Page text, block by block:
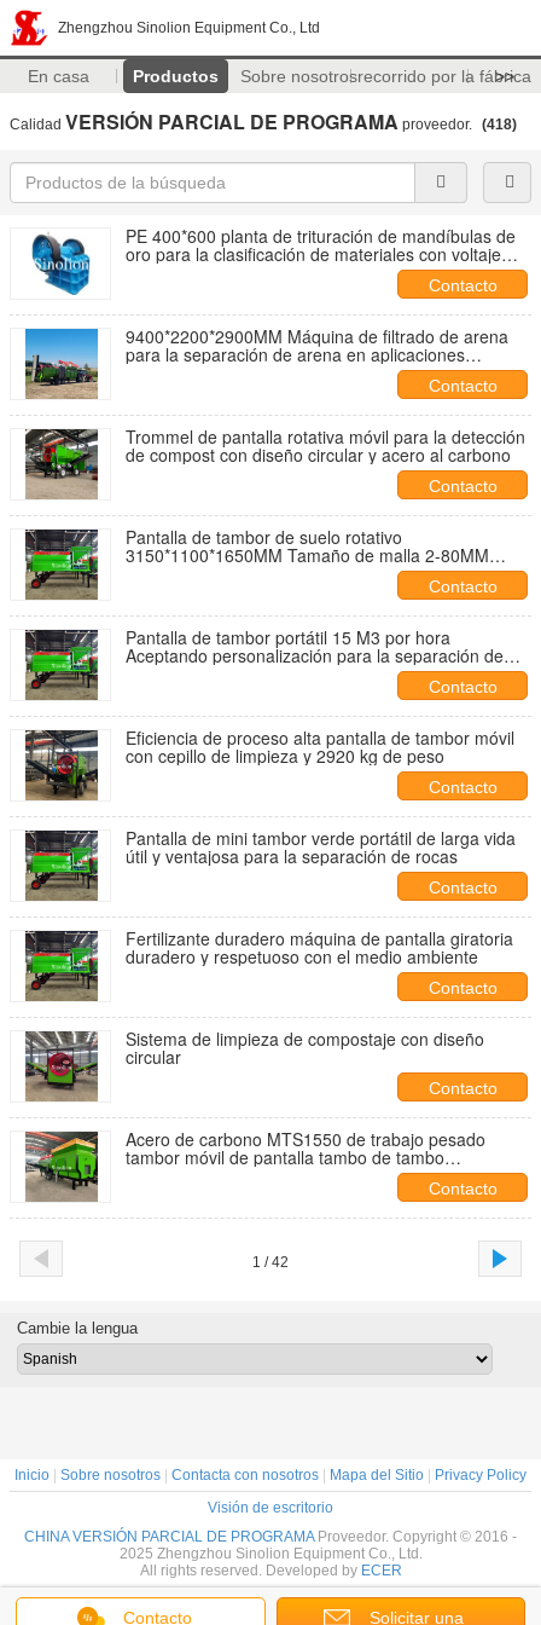
Zhengzhou Sinolion Equipment Co., Ltd
En casa Productos Sobre nosotrosrecorrido por la fábrica
>>
Calidad VERSIÓN PARCIAL DE PROGRAMA proveedor. (418)
PE 400*600 planta de trituración de mandíbulas de
oro para la clasificación de materiales con voltaje
Contacto
9400*2200*2900MM Máquina de filtrado de arena
para la separación de arena en aplicaciones
Contacto
Trommel de pantalla rotativa móvil para la detección
de compost con diseño circular y acero al carbono
Contacto
Pantalla de tambor de suelo rotativo
3150*1100*1650MM Tamaño de malla 2-80MM
Contacto
Pantalla de tambor portátil 15 M3 por hora
Aceptando personalización para la separación de
Contacto
Eficiencia de proceso alta pantalla de tambor móvil
con cepillo de limpieza y 2920 kg de peso
Contacto
Pantalla de mini tambor verde portátil de larga vida
útil y ventajosa para la separación de rocas
Contacto
Fertilizante duradero máquina de pantalla giratoria
duradero y respetuoso con el medio ambiente
Contacto
Sistema de limpieza de compostaje con diseño
circular
Contacto
Acero de carbono MTS1550 de trabajo pesado
tambor móvil de pantalla tambo de tambo
Contacto
1 / 42
Contacto Solicitar una
Cambie la lengua
Inicio Sobre nosotros Contacta con nosotros Mapa del Sitio
Privacy Policy
Visión de escritorio
CHINA VERSIÓN PARCIAL DE PROGRAMAProveedor. Copyright © 2016 -
2025 Zhengzhou Sinolion Equipment Co., Ltd.
All rights reserved. Developed by ECER